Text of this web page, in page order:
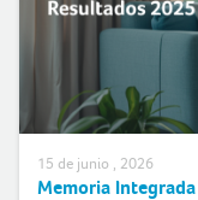
15 de junio , 2026
Memoria